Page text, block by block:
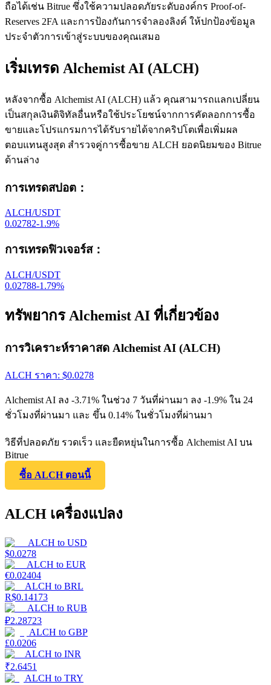
ถือได้เช่น Bitrue ซึ่งใช้ความปลอดภัยระดับองค์กร Proof-of-
Reserves 2FA และการป้องกันการจำลองลิงค์ ให้ปกป้องข้อมูล
ประจำตัวการเข้าสู่ระบบของคุณเสมอ
เริ่มเทรด Alchemist AI (ALCH)
หลังจากซื้อ Alchemist AI (ALCH) แล้ว คุณสามารถแลกเปลี่ยน
เป็นสกุลเงินดิจิทัลอื่นหรือใช้ประโยชน์จากการคัดลอกการซื้อ
ขายและโปรแกรมการได้รับรายได้จากคริปโตเพื่อเพิ่มผล
ตอบแทนสูงสุด สำรวจคู่การซื้อขาย ALCH ยอดนิยมของ Bitrue
ด้านล่าง
การเทรดสปอต ：
ALCH/USDT
0.02782-1.9%
การเทรดฟิวเจอร์ส：
ALCH/USDT
0.02788-1.79%
ทรัพยากร Alchemist AI ที่เกี่ยวข้อง
การวิเคราะห์ราคาสด Alchemist AI (ALCH)
ALCH ราคา: $0.0278
Alchemist AI ลง -3.71% ในช่วง 7 วันที่ผ่านมา ลง -1.9% ใน 24
ชั่วโมงที่ผ่านมา และ ขึ้น 0.14% ในชั่วโมงที่ผ่านมา
วิธีที่ปลอดภัย รวดเร็ว และยืดหยุ่นในการซื้อ Alchemist AI บน
Bitrue
ซื้อ ALCH ตอนนี้
ALCH เครื่องแปลง
ALCH to USD
$0.0278
ALCH to EUR
€0.02404
ALCH to BRL
R$0.14173
ALCH to RUB
₽2.28723
ALCH to GBP
£0.0206
ALCH to INR
₹2.6451
ALCH to TRY